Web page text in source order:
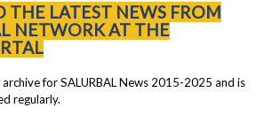
THE LATEST NEWS FROM
NETWORK AT THE
archive for SALURBAL News 2015-2025 and is
regularly.